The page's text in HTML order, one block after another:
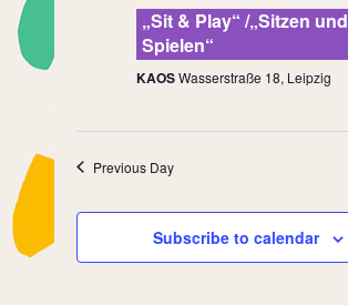
„Sit & Play“ /„Sitzen und
Spielen“
KAOSWasserstraße 18, Leipzig
Previous Day
Subscribe to calendar